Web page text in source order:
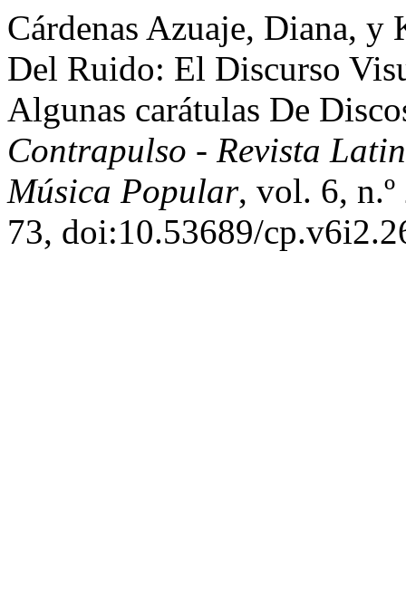
Cárdenas Azuaje, Diana,
Del Ruido: El Discurso
Algunas carátulas De
Contrapulso - Revista
Música Popular, vol. 6,
73, doi:10.53689/